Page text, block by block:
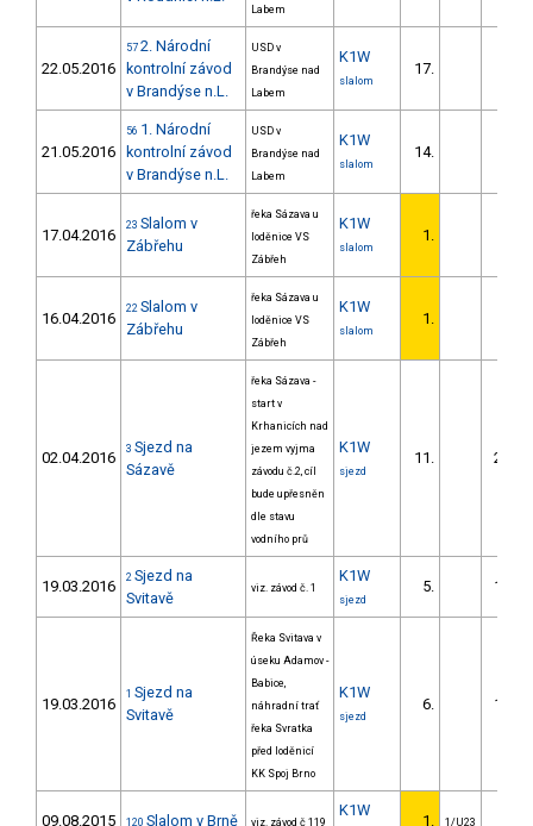
Labem
22.05.2016
57 2. Národní
kontrolní závod
v Brandýse n.L.
USD v
Brandýse nad
Labem
K1W
slalom
17.
21.05.2016
56 1. Národní
kontrolní závod
v Brandýse n.L.
USD v
Brandýse nad
Labem
K1W
slalom
14.
17.04.2016
23 Slalom v
Zábřehu
řeka Sázava u
loděnice VS
Zábřeh
K1W
slalom
1.
16.04.2016
22 Slalom v
Zábřehu
řeka Sázava u
loděnice VS
Zábřeh
K1W
slalom
1.
02.04.2016 3 Sjezd na
Sázavě
řeka Sázava -
start v
Krhanicích nad
jezem vyjma
závodu č.2, cíl
bude upřesněn
dle stavu
vodního prů
K1W
sjezd
11.
19.03.2016 2 Sjezd na
Svitavě
viz. závod č. 1
K1W
sjezd
5.
19.03.2016
1 Sjezd na
Svitavě
Řeka Svitava v
úseku Adamov -
Babice,
náhradní trať
řeka Svratka
před loděnicí
KK Spoj Brno
K1W
sjezd
6.
09.08.2015 120 Slalom v Brně viz. závod č 119
K1W
1. 1/U23